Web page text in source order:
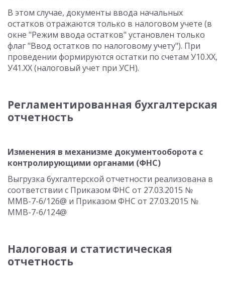
В этом случае, документы ввода начальных
остатков отражаются только в налоговом учете (в
окне "Режим ввода остатков" установлен только
флаг "Ввод остатков по налоговому учету"). При
проведении формируются остатки по счетам У10.ХХ,
У41.ХХ (налоговый учет при УСН).
Регламентированная бухгалтерская
отчетность
Изменения в механизме документооборота с
контролирующими органами (ФНС)
Выгрузка бухгалтерской отчетности реализована в
соответствии с Приказом ФНС от 27.03.2015 №
ММВ-7-6/126@ и Приказом ФНС от 27.03.2015 №
ММВ-7-6/124@
Налоговая и статистическая
отчетность